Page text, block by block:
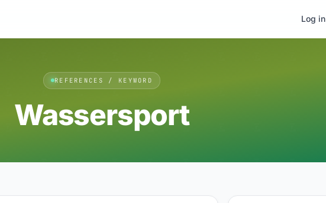
Log in
REFERENCES / KEYWORD
Wassersport